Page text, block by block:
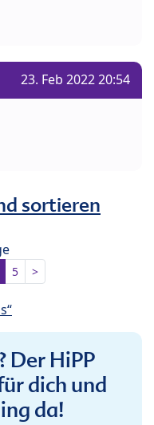
23. Feb 2022 20:54
sortieren
5 >
Der HiPP
dich und
da!